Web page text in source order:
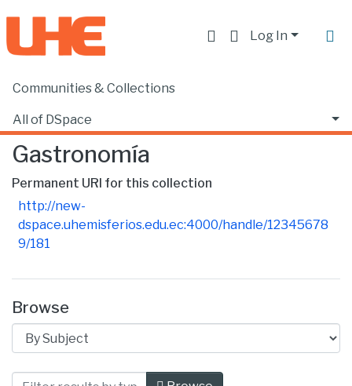
Log In
Communities & Collections
All of DSpace
Home Escuela de Gastronomía
Gastronomía
Permanent URI for this collection
http://new-
dspace.uhemisferios.edu.ec:4000/handle/12345678
9/181
Browse